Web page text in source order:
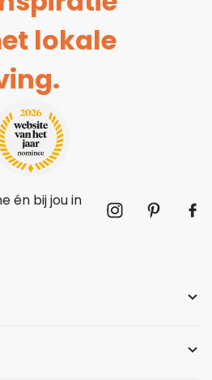
lokale
én bij jou in